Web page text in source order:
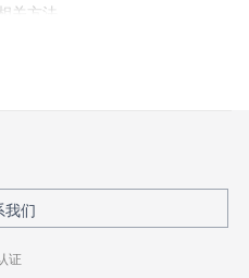
关方法
机器人流程自动化-阿里云
我们
证